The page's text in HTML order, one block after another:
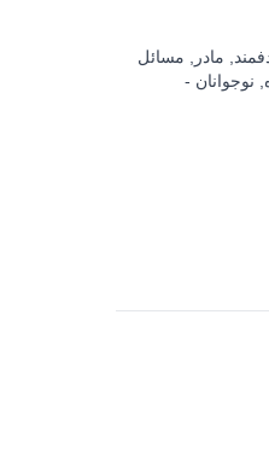
مادر
مسائل
نوجوانان -